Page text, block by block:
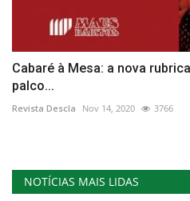
Cabaré à Mesa: a nova
palco...
Revista Descla Nov 14, 2020 3766
NOTÍCIAS MAIS LIDAS